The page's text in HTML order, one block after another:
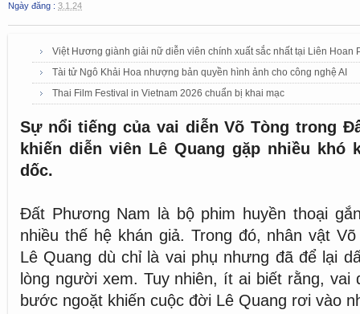
Ngày đăng : 3.1.24
Việt Hương giành giải nữ diễn viên chính xuất sắc nhất tại Liên Hoan
Tài tử Ngô Khải Hoa nhượng bản quyền hình ảnh cho công nghệ AI
Thai Film Festival in Vietnam 2026 chuẩn bị khai mạc
Sự nổi tiếng của vai diễn Võ Tòng trong
khiến diễn viên Lê Quang gặp nhiều khó
dốc.
Đất Phương Nam là bộ phim huyền thoại
nhiều thế hệ khán giả. Trong đó, nhân vật
Lê Quang dù chỉ là vai phụ nhưng đã để lại
lòng người xem. Tuy nhiên, ít ai biết rằng, vai
bước ngoặt khiến cuộc đời Lê Quang rơi vào